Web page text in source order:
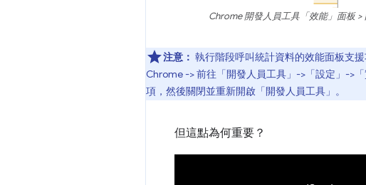
Chrome 開發人員工具「效能」面板
注意： 執行階段呼叫統計資料的效能面板支
Chrome -> 前往「開發人員工具」->「設定」->
項，然後關閉並重新開啟「開發人員工具」。
但這點為何重要？